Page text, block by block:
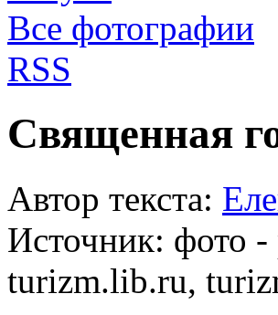
Все фотографии
RSS
Священная
Автор текста:
Источник: фото
turizm.lib.ru,